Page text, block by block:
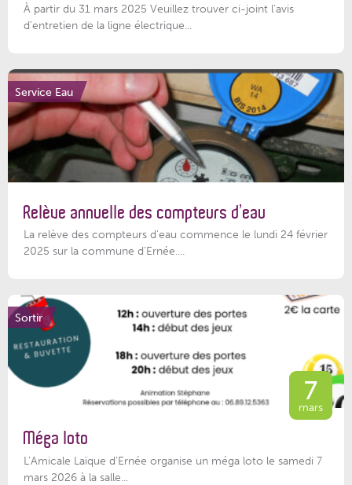
À partir du 31 mars 2025 Veuillez trouver ci-joint l'avis
d'entretien de la ligne électrique...
Service Eau
Relève annuelle des compteurs d’eau
La relève des compteurs d'eau commence le lundi 24 février
2025 sur la commune d’Ernée....
Sortir
7
mars
Méga loto
L’Amicale Laïque d’Ernée organise un méga loto le samedi 7
mars 2026 à la salle...